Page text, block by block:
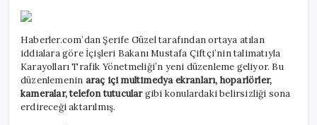
Haberler.com’dan Şerife Güzel tarafından ortaya atılan
iddialara göre İçişleri Bakanı Mustafa Çiftçi’nin talimatıyla
Karayolları Trafik Yönetmeliği’n yeni düzenleme geliyor. Bu
düzenlemenin araç içi multimedya ekranları, hoparlörler,
kameralar, telefon tutuculargibi konulardaki belirsizliği sona
erdireceği aktarılmış.